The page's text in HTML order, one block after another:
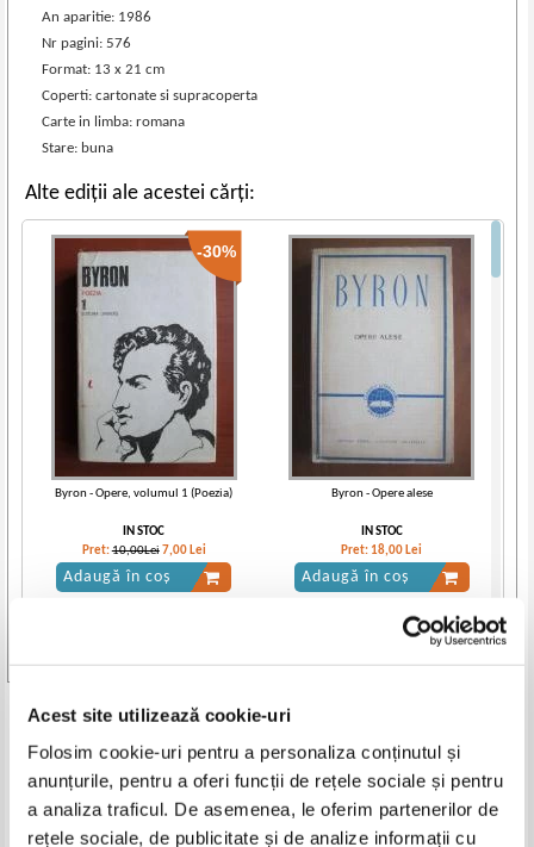
Acest site utilizează cookie-uri
Folosim cookie-uri pentru a personaliza conținutul și
anunțurile, pentru a oferi funcții de rețele sociale și pentru
a analiza traficul. De asemenea, le oferim partenerilor de
rețele sociale, de publicitate și de analize informații cu
An aparitie: 1986
Nr pagini: 576
Format: 13 x 21 cm
Coperti: cartonate si supracoperta
Carte in limba: romana
Stare: buna
Alte ediții ale acestei cărți:
-30%
Byron - Opere, volumul 1 (Poezia)
IN STOC
Pret:10,00Lei 7,00 Lei
Adaugă în coș
Byron - Opere alese
IN STOC
Pret: 18,00 Lei
Adaugă în coș
Produse din aceeasi categorie
-35%